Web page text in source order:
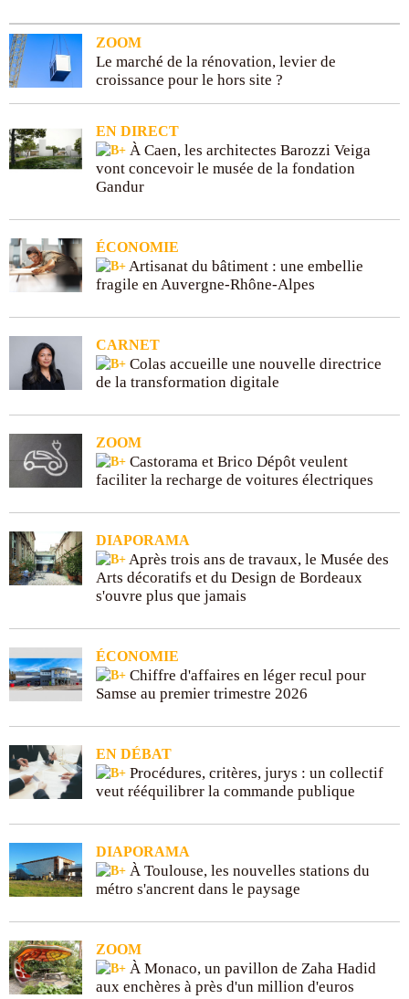
ZOOM
Le marché de la rénovation, levier de
croissance pour le hors site ?
EN DIRECT
À Caen, les architectes Barozzi Veiga
vont concevoir le musée de la fondation
Gandur
ÉCONOMIE
Artisanat du bâtiment : une embellie
fragile en Auvergne-Rhône-Alpes
CARNET
Colas accueille une nouvelle directrice
de la transformation digitale
ZOOM
Castorama et Brico Dépôt veulent
faciliter la recharge de voitures électriques
DIAPORAMA
Après trois ans de travaux, le Musée des
Arts décoratifs et du Design de Bordeaux
s'ouvre plus que jamais
ÉCONOMIE
Chiffre d'affaires en léger recul pour
Samse au premier trimestre 2026
EN DÉBAT
Procédures, critères, jurys : un collectif
veut rééquilibrer la commande publique
DIAPORAMA
À Toulouse, les nouvelles stations du
métro s'ancrent dans le paysage
ZOOM
À Monaco, un pavillon de Zaha Hadid
aux enchères à près d'un million d'euros